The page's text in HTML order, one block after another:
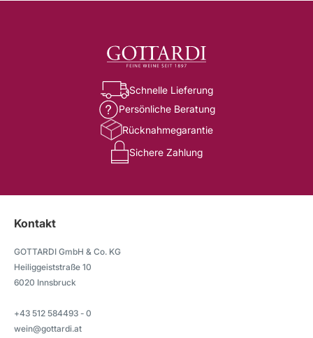
Schnelle Lieferung
Persönliche Beratung
Rücknahmegarantie
Sichere Zahlung
Kontakt
GOTTARDI GmbH & Co. KG
Heiliggeiststraße 10
6020 Innsbruck
+43 512 584493 - 0
wein@gottardi.at